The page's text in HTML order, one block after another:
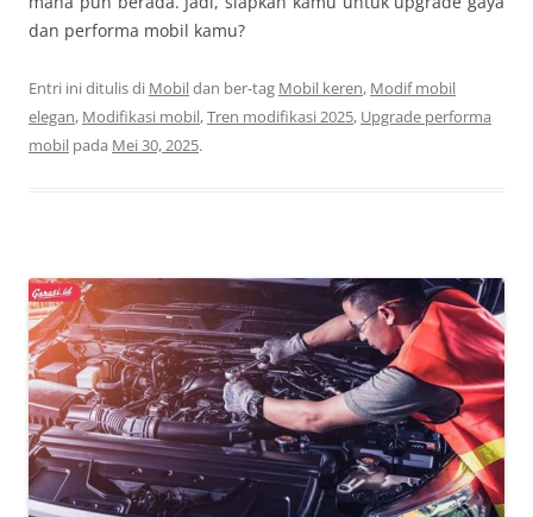
dan performa mobil kamu?
Entri ini ditulis di Mobildan ber-tag Mobil keren, Modif mobil
elegan, Modifikasi mobil,Tren modifikasi 2025, Upgrade performa
mobil pada Mei 30, 2025.